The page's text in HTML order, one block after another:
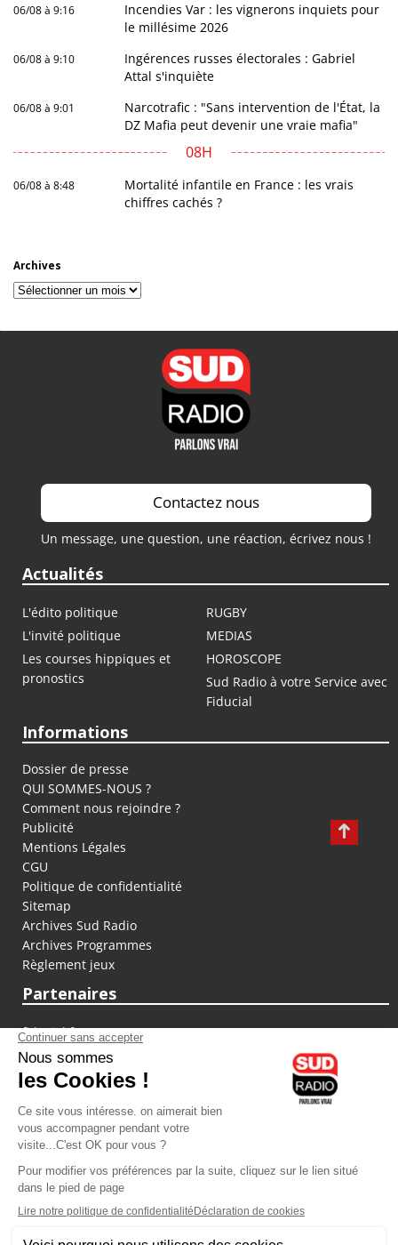
06/08 à 9:16
Incendies Var : les vignerons inquiets pour
le millésime 2026
06/08 à 9:10
Ingérences russes électorales : Gabriel
Attal s'inquiète
06/08 à 9:01
Narcotrafic : "Sans intervention de l'État, la
DZ Mafia peut devenir une vraie mafia"
08H
06/08 à 8:48
Mortalité infantile en France : les vrais
chiffres cachés ?
Archives
Archives
Contactez nous
Un message, une question, une réaction, écrivez nous !
Actualités
L'édito politique
RUGBY
L'invité politique
MEDIAS
Les courses hippiques et
pronostics
HOROSCOPE
Sud Radio à votre Service avec
Fiducial
Informations
Dossier de presse
QUI SOMMES-NOUS ?
Comment nous rejoindre ?
Publicité
Mentions Légales
CGU
Politique de confidentialité
Sitemap
Archives Sud Radio
Archives Programmes
Règlement jeux
Partenaires
fiducial.fr
lyoncapitale.fr
olympique-et-lyonnais.com
L'application Iphone / Android
Téléchargez l'application
Les cookies
Gestion des cookies